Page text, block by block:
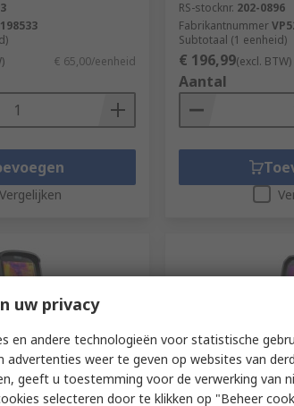
€ 65,00/eenheid
Vergelijken
RS-stocknr. 202-0896
Fabrikantnummer
Subtotaal (1 eenheid)
€ 196,99(excl. BTW)
Aantal
Op voorraad
uw privacy
en andere technologieën voor statistische
advertenties weer te geven op websites van
geeft u toestemming voor de verwerking van
selecteren door te klikken op "Beheer